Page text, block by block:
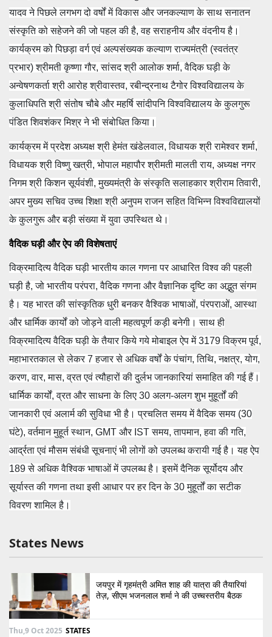
यादव ने पिछले लगभग दो वर्षों में विकास और जनकल्याण के साथ सनातन
संस्कृति को सहेजने की जो पहल की है, वह सराहनीय और वंदनीय है।
कार्यक्रम को पिछड़ा वर्ग एवं अल्पसंख्यक कल्याण राज्यमंत्री (स्वतंत्र
प्रभार) श्रीमती कृष्णा गौर, सांसद श्री आलोक शर्मा, वैदिक घड़ी के
अन्वेषणकर्ता श्री आरोह श्रीवास्तव, रबीन्द्रनाथ टैगोर विश्वविद्यालय के
कुलाधिपति श्री संतोष चौबे और महर्षि सांदीपनि विश्वविद्यालय के कुलगुरू
पंडित शिवशंकर मिश्र ने भी संबोधित किया।
कार्यक्रम में प्रदेश अध्यक्ष श्री हेमंत खंडेलवाल, विधायक श्री रामेश्वर शर्मा,
विधायक श्री विष्णु खत्री, भोपाल महापौर श्रीमती मालती राय, अध्यक्ष नगर
निगम श्री किशन सूर्यवंशी, मुख्यमंत्री के संस्कृति सलाहकार श्रीराम तिवारी,
अपर मुख्य सचिव उच्च शिक्षा श्री अनुपम राजन सहित विभिन्न विश्वविद्यालयों
के कुलगुरू और बड़ी संख्या में युवा उपस्थित थे।
वैदिक घड़ी और ऐप की विशेषताएं
विक्रमादित्य वैदिक घड़ी भारतीय काल गणना पर आधारित विश्व की पहली
घड़ी है, जो भारतीय परंपरा, वैदिक गणना और वैज्ञानिक दृष्टि का अद्भुत संगम
है। यह भारत की सांस्कृतिक धुरी बनकर वैश्विक भाषाओं, पंरपराओं, आस्था
और धार्मिक कार्यों को जोड़ने वाली महत्वपूर्ण कड़ी बनेगी। साथ ही
विक्रमादित्य वैदिक घड़ी के तैयार किये गये मोबाइल ऐप में 3179 विक्रम पूर्व,
महाभारतकाल से लेकर 7 हजार से अधिक वर्षों के पंचांग, तिथि, नक्षत्र, योग,
करण, वार, मास, व्रत एवं त्यौहारों की दुर्लभ जानकारियां समाहित की गई हैं।
धार्मिक कार्यों, व्रत और साधना के लिए 30 अलग-अलग शुभ मुहूर्तों की
जानकारी एवं अलार्म की सुविधा भी है। प्रचलित समय में वैदिक समय (30
घंटे), वर्तमान मुहूर्त स्थान, GMT और IST समय, तापमान, हवा की गति,
आर्द्रता एवं मौसम संबंधी सूचनाएं भी लोगों को उपलब्ध करायी गई है। यह ऐप
189 से अधिक वैश्विक भाषाओं में उपलब्ध है। इसमें दैनिक सूर्योदय और
सूर्यास्त की गणना तथा इसी आधार पर हर दिन के 30 मुहूर्तों का सटीक
विवरण शामिल है।
States News
जयपुर में गृहमंत्री अमित शाह की यात्रा की तैयारियां
तेज़, सीएम भजनलाल शर्मा ने की उच्चस्तरीय बैठक
Thu,9 Oct 2025 STATES